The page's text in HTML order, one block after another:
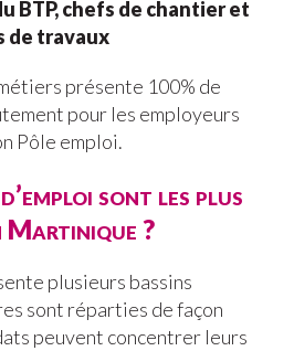
BTP, chefs de chantier et
de travaux
présente 100% de
pour les employeurs
Pôle emploi.
sont les plus
Martinique ?
plusieurs bassins
sont réparties de façon
peuvent concentrer leurs